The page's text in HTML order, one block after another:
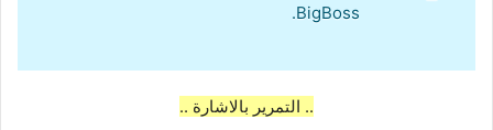
BigBoss.
.. التمرير بالاشارة ..